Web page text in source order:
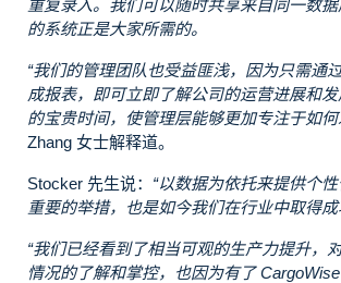
重复录入。我们可以随时共享来自同一数
的系统正是大家所需的。
“我们的管理团队也受益匪浅，因为只需通
成报表，即可立即了解公司的运营进展和
的宝贵时间，使管理层能够更加专注于如
Zhang 女士解释道。
Stocker 先生说： “以数据为依托来提供个
重要的举措，也是如今我们在行业中取得成
“我们已经看到了相当可观的生产力提升，
情况的了解和掌控，也因为有了